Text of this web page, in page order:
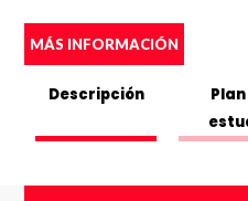
MÁS INFORMACIÓN
Descripción